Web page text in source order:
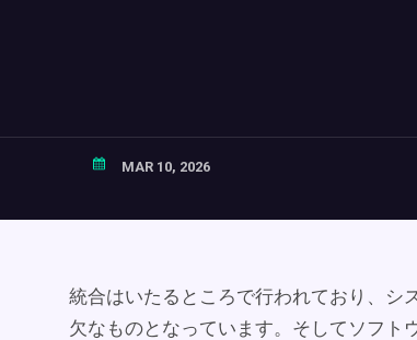
MAR 10, 2026
統合はいたるところで行われており、シ
欠なものとなっています。そしてソフト